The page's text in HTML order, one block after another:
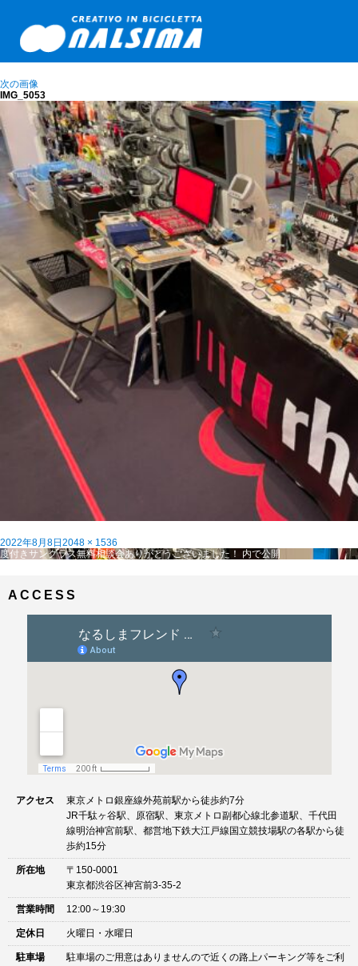
次の画像
IMG_5053
投
稿
2022年8月8日 フ
ル
2048 × 1536
投
ゲ
度付きサングラス無料相談会ありがとうございました！ 内で公開
ACCESS
アクセス
東京メトロ銀座線外苑前駅から徒歩約7分
JR千駄ヶ谷駅、原宿駅、東京メトロ副都心線北参道駅、千代田
線明治神宮前駅、都営地下鉄大江戸線国立競技場駅の各駅から徒
歩約15分
所在地
〒150-0001
東京都渋谷区神宮前3-35-2
営業時間 12:00～19:30
定休日 火曜日・水曜日
駐車場
駐車場のご用意はありませんので近くの路上パーキング等をご利